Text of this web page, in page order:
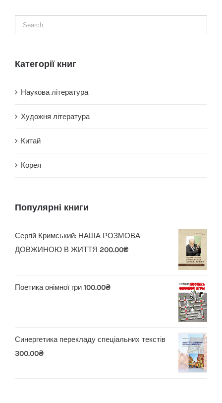
Категорії книг
Наукова література
Художня література
Китай
Корея
Популярні книги
Сергій Кримський: НАША РОЗМОВА
ДОВЖИНОЮ В ЖИТТЯ 200.00₴
Поетика онімної гри 100.00₴
Синергетика перекладу спеціальних текстів
300.00₴